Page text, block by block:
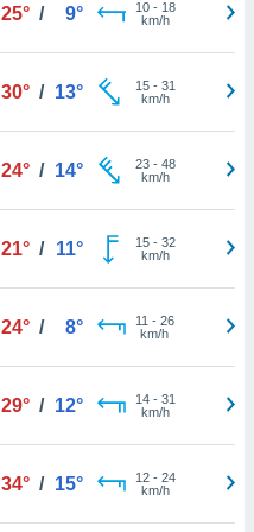
25° / 9° 10- 18
km/h
30° / 13° 15- 31
km/h
24° / 14° 23- 48
km/h
21° / 11° 15- 32
km/h
24° / 8° 11 - 26
km/h
29° / 12° 14- 31
km/h
34° / 15° 12- 24
km/h